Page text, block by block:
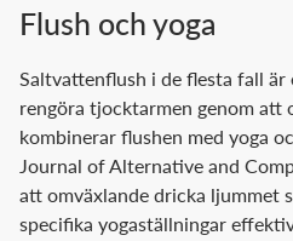
Flush och yoga
Saltvattenflush i de flesta fall
rengöra tjocktarmen genom att
kombinerar flushen med yoga
Journal of Alternative and
att omväxlande dricka ljummet
specifika yogaställningar